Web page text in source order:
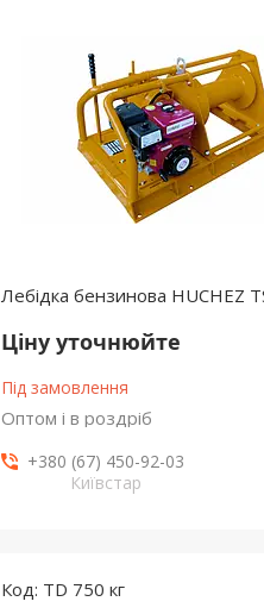
Лебідка бензинова HUCHEZ
Ціну уточнюйте
Під замовлення
Оптом і в роздріб
+380 (67) 450-92-03
Київстар
TD 750 кг